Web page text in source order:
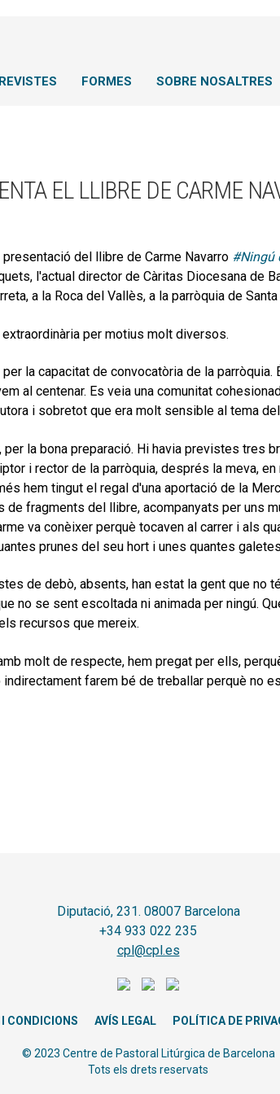
REVISTES FORMES SOBRE NOSALTRES
EL LLIBRE DE CARME
presentació del llibre de Carme Navarro #Ningú
l'actual director de Càritas Diocesana de
a la Roca del Vallès, a la parròquia de
per motius molt diversos.
per la capacitat de convocatòria de la
al centenar. Es veia una comunitat
i sobretot que era molt sensible al tema
per la bona preparació. Hi havia previstes tres
i rector de la parròquia, després la meva,
hem tingut el regal d'una aportació de la
de fragments del llibre, acompanyats per uns
va conèixer perquè tocaven al carrer i als
prunes del seu hort i unes quantes
de debò, absents, han estat la gent que no
no se sent escoltada ni animada per ningú.
recursos que mereix.
molt de respecte, hem pregat per ells,
farem bé de treballar perquè no
Diputació, 231. 08007 Barcelona
+34 933 022 235
cpl@cpl.es
CONDICIONS AVÍS LEGAL POLÍTICA DE
© 2023 Centre de Pastoral Litúrgica de Barcelona
Tots els drets reservats